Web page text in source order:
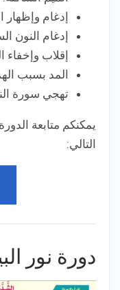
إدغام وإظهار
إدغام النون
إقلاب وإخفاء
المد بسبب
تهجي سورة
يمكنكم متابعة
التالي:
دورة نور